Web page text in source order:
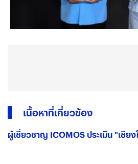
เนื้อหาที่เกี่ยวข้อง
ผู้เชี่ยวชาญ ICOMOS ประเมิน "เชีย